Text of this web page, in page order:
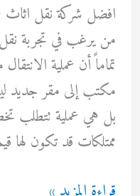
افضل شركة نقل اثاث
من يرغب في تجربة
تماماً أن عملية
مكتب إلى مقر جديد
بل هي عملية تتطلب
ممتلكات قد تكون لها